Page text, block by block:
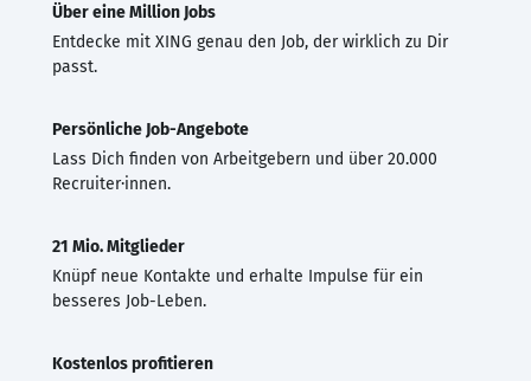
Über eine Million Jobs
Entdecke mit XING genau den Job, der wirklich zu Dir
passt.
Persönliche Job-Angebote
Lass Dich finden von Arbeitgebern und über 20.000
Recruiter·innen.
21 Mio. Mitglieder
Knüpf neue Kontakte und erhalte Impulse für ein
besseres Job-Leben.
Kostenlos profitieren